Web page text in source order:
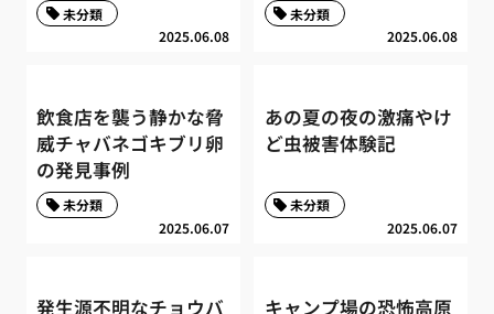
2025.06.08
未分類
2025.06.08
未分類
飲食店を襲う静かな脅
威チャバネゴキブリ卵
の発見事例
2025.06.07
未分類
あの夏の夜の激痛やけ
ど虫被害体験記
2025.06.07
未分類
発生源不明なチョウバ
キャンプ場の恐怖高原